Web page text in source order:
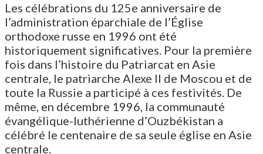
Les célébrations du 125e anniversaire de
l’administration éparchiale de l’Église
orthodoxe russe en 1996 ont été
historiquement significatives. Pour la première
fois dans l’histoire du Patriarcat en Asie
centrale, le patriarche Alexe II de Moscou et de
toute la Russie a participé à ces festivités. De
même, en décembre 1996, la communauté
évangélique-luthérienne d’Ouzbékistan a
célébré le centenaire de sa seule église en Asie
centrale.